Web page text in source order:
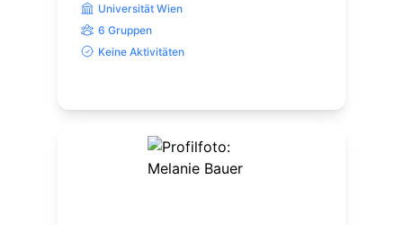
Universität Wien
6 Gruppen
Keine Aktivitäten